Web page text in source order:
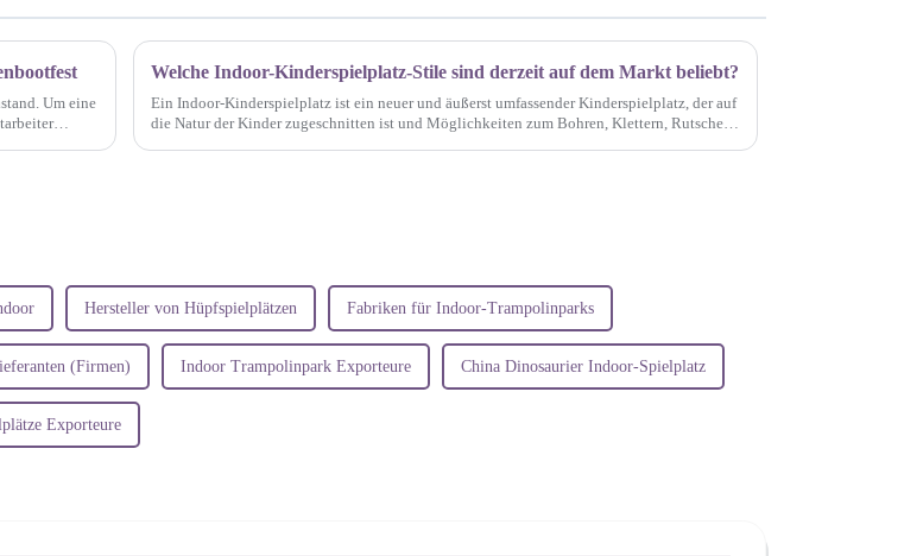
Um eine
Welche Indoor-Kinderspielplatz-Stile sind derzeit auf dem Markt beliebt?
Ein Indoor-Kinderspielplatz ist ein neuer und äußerst umfassender Kinderspielplatz, der auf
die Natur der Kinder zugeschnitten ist und Möglichkeiten zum Bohren, Klettern, Rutschen,
Hersteller von Hüpfspielplätzen Fabriken für Indoor-Trampolinparks
(Firmen) Indoor Trampolinpark Exporteure China Dinosaurier Indoor-Spielplatz
Exporteure